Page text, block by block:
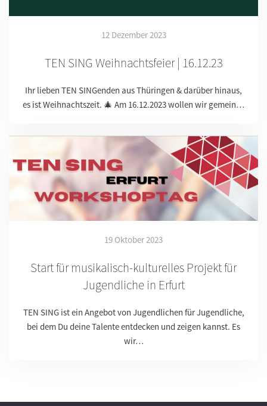
12 Dezember 2023
TEN SING Weihnachtsfeier | 16.12.23
Ihr lieben TEN SINGenden aus Thüringen & darüber hinaus,
es ist Weihnachtszeit. 🎄 Am 16.12.2023 wollen wir gemein…
19 Oktober 2023
Start für musikalisch-kulturelles Projekt für
Jugendliche in Erfurt
TEN SING ist ein Angebot von Jugendlichen für Jugendliche,
bei dem Du deine Talente entdecken und zeigen kannst. Es
wir…